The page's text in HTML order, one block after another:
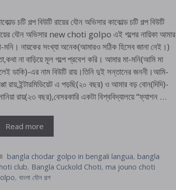
চটি গল্প বিউটি রায়ের যৌন অভিসার কাকোল্ড চটি গল্প বিউটি
যৌন অভিসার new choti golpo এই গল্পের নায়িকা আমার
মনি। নায়কের সংখ্যা অনেক(আমারও সঠিক হিসেব জানা নেই।)
না বাড়িয়ে মূল গল্পে প্রবেশ করি। আমার মা-মনি(আমি মা
ডাকি)-এর নাম বিউটি রায়।তিনি দুই সন্তানের জননী।আমি-
রায়,ইন্টারমিডিয়েট এ পড়ছি(২০ বছর) ও আমার বড় বোন(দিদি)-
রায়(২৩ বছর),বেসরকারি একটা বিশ্ববিদ্যালয়ে “ফ্যাশন …
Read more
Categories
bangla chodar golpo in bengali langua, bangla
club, Bangla Cuckold Choti, ma jouno choti
, বাংলা যৌন গল্প